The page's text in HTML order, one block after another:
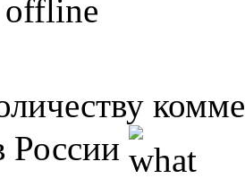
России